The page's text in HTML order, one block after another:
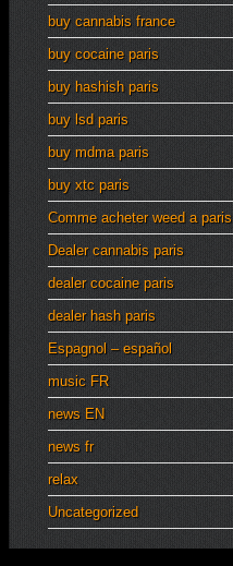
buy cannabis france
buy cocaine paris
buy hashish paris
buy lsd paris
buy mdma paris
buy xtc paris
Comme acheter weed a paris
Dealer cannabis paris
dealer cocaine paris
dealer hash paris
Espagnol – español
music FR
news EN
news fr
relax
Uncategorized